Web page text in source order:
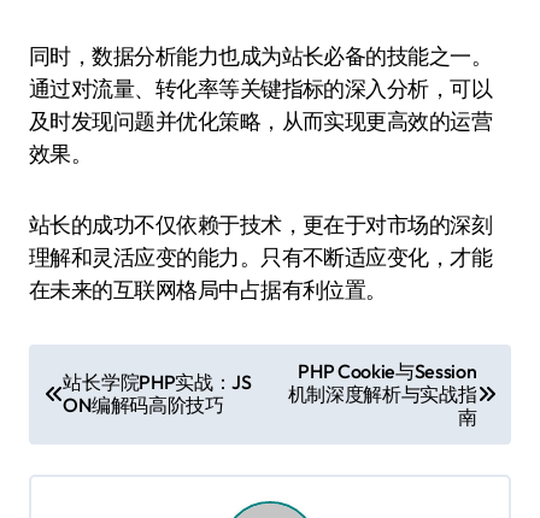
同时，数据分析能力也成为站长必备的技能之一。
通过对流量、转化率等关键指标的深入分析，可以
及时发现问题并优化策略，从而实现更高效的运营
效果。
站长的成功不仅依赖于技术，更在于对市场的深刻
理解和灵活应变的能力。只有不断适应变化，才能
在未来的互联网格局中占据有利位置。
章
导
航
站长学院PHP实战：JS
ON编解码高阶技巧
PHP Cookie与Session
机制深度解析与实战指
南